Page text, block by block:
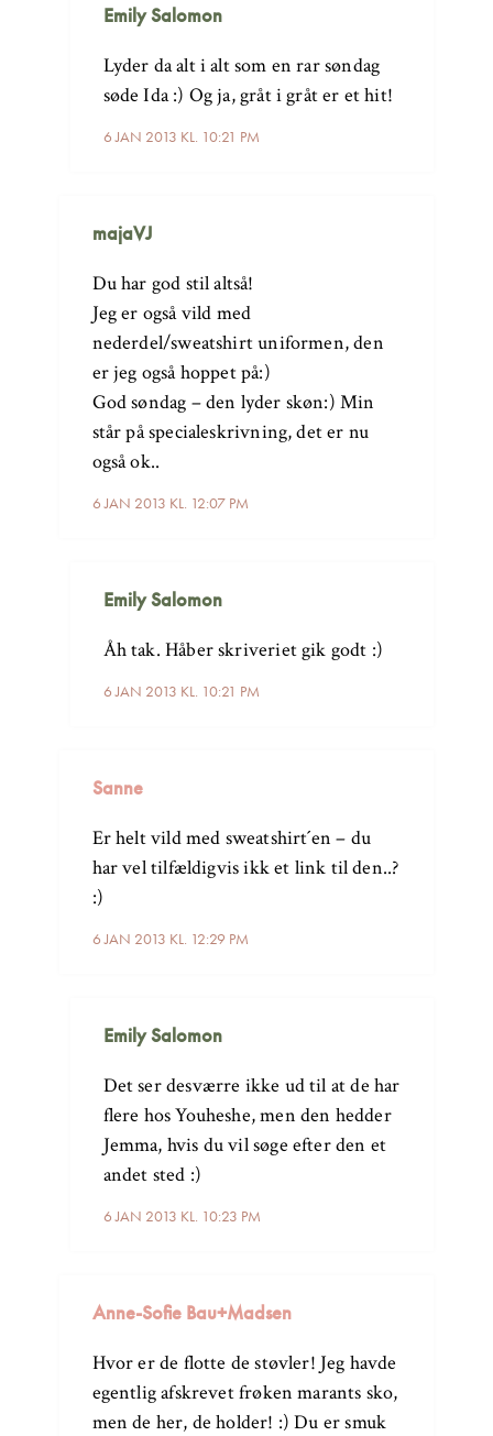
Emily Salomon
6 JAN 2013 KL. 10:21 PM
Lyder da alt i alt som en rar søndag
søde Ida :) Og ja, gråt i gråt er et hit!
majaVJ
6 JAN 2013 KL. 12:07 PM
Du har god stil altså!
Jeg er også vild med
nederdel/sweatshirt uniformen, den
er jeg også hoppet på:)
God søndag – den lyder skøn:) Min
står på specialeskrivning, det er nu
også ok..
Emily Salomon
6 JAN 2013 KL. 10:21 PM
Åh tak. Håber skriveriet gik godt :)
Sanne
6 JAN 2013 KL. 12:29 PM
Er helt vild med sweatshirt´en – du
har vel tilfældigvis ikk et link til den..?
:)
Emily Salomon
6 JAN 2013 KL. 10:23 PM
Det ser desværre ikke ud til at de har
flere hos Youheshe, men den hedder
Jemma, hvis du vil søge efter den et
andet sted :)
Anne-Sofie Bau+Madsen
Hvor er de flotte de støvler! Jeg havde
egentlig afskrevet frøken marants sko,
men de her, de holder! :) Du er smuk